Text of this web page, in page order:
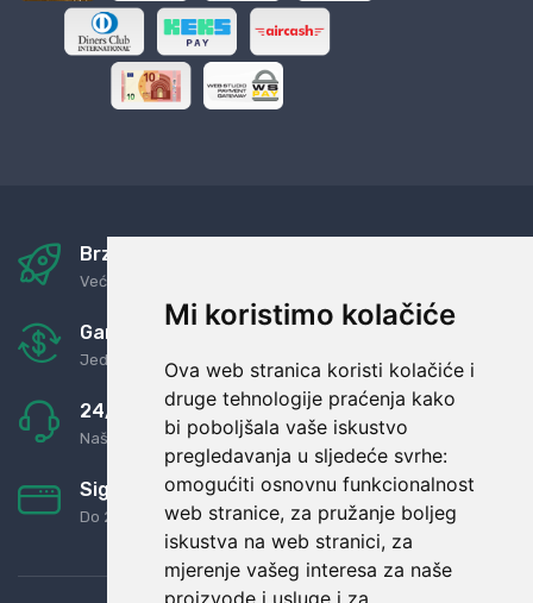
Mi koristimo kolačiće
Ova web stranica koristi kolačiće i
druge tehnologije praćenja kako
bi poboljšala vaše iskustvo
pregledavanja u sljedeće svrhe:
omogućiti osnovnu funkcionalnost
web stranice, za pružanje boljeg
iskustva na web stranici, za
mjerenje vašeg interesa za naše
proizvode i usluge i za
Brza i sigurna dostava
Već za nekoliko dana kod vas
Garancija u povrat novaca
Jednostavno pravilo: Roba za novac
24/7 odlična podrška
Naši agenti uvijek na raspolaganju
Sigurno obročno plaćanje
Do 24 rata bez kamata